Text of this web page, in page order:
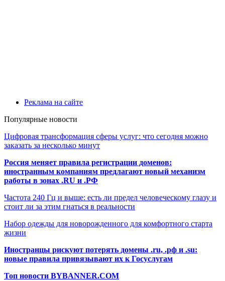
Реклама на сайте
Популярные новости
Цифровая трансформация сферы услуг: что сегодня можно
заказать за несколько минут
Россия меняет правила регистрации доменов:
иностранным компаниям предлагают новый механизм
работы в зонах .RU и .РФ
Частота 240 Гц и выше: есть ли предел человеческому глазу и
стоит ли за этим гнаться в реальности
Набор одежды для новорожденного для комфортного старта
жизни
Иностранцы рискуют потерять домены .ru, .рф и .su:
новые правила привязывают их к Госуслугам
Топ новости BYBANNER.COM